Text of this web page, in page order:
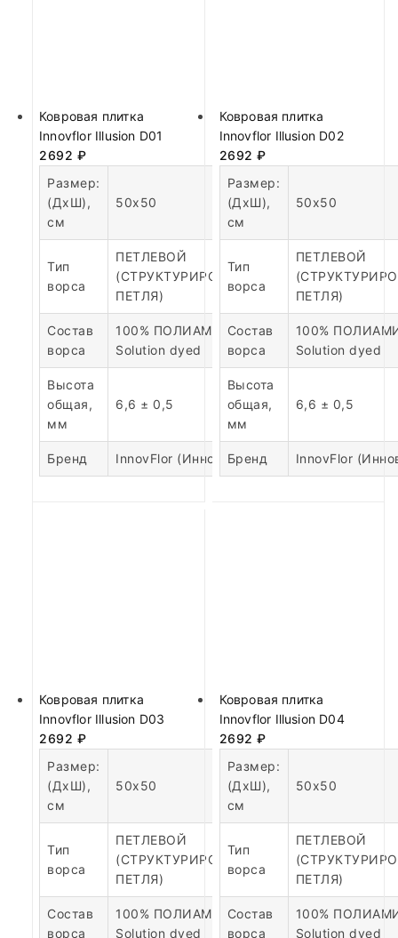
Ковровая плитка
Innovflor Illusion D01
2692 ₽
Размер:
(ДхШ),
см
50х50
Тип
ворса
ПЕТЛЕВОЙ
(СТРУКТУРИРОВАННАЯ
ПЕТЛЯ)
Состав
ворса
100% ПОЛИАМИД
Solution dyed
Высота
общая,
мм
6,6 ± 0,5
Бренд InnovFlor (Инновфлор)
Ковровая плитка
Innovflor Illusion D02
2692 ₽
Размер:
(ДхШ),
см
50х50
Тип
ворса
ПЕТЛЕВОЙ
ПЕТЛЯ)
Состав
ворса
100%
Solution dyed
Высота
общая,
мм
6,6 ± 0,5
Бренд InnovFlor
Ковровая плитка
Innovflor Illusion D03
2692 ₽
Размер:
(ДхШ),
см
50х50
Тип
ворса
ПЕТЛЕВОЙ
(СТРУКТУРИРОВАННАЯ
ПЕТЛЯ)
Состав
ворса
100% ПОЛИАМИД
Solution dyed
Ковровая плитка
Innovflor Illusion D04
2692 ₽
Размер:
(ДхШ),
см
50х50
Тип
ворса
ПЕТЛЕВОЙ
ПЕТЛЯ)
Состав
ворса
100%
Solution dyed